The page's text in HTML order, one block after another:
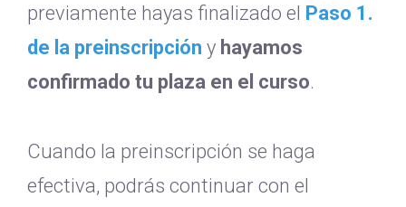
previamente hayas finalizado el Paso 1.
de la preinscripción y hayamos
confirmado tu plaza en el curso.
Cuando la preinscripción se haga
efectiva, podrás continuar con el